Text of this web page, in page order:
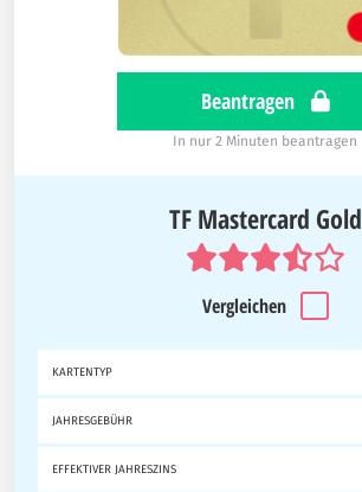
Beantragen
In nur 2 Minuten beantragen
TF Mastercard Gold
Vergleichen
KARTENTYP
JAHRESGEBÜHR
EFFEKTIVER JAHRESZINS